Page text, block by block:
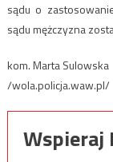
sądu o
sądu mężczyzna
kom. Marta Sulowska
/wola.policja.waw.pl/
Wspieraj